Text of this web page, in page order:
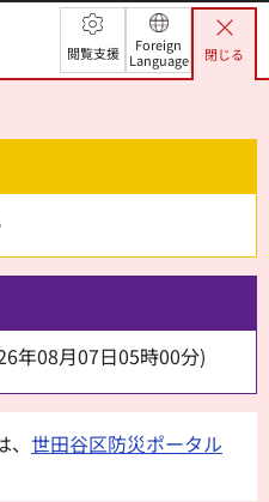
閲覧支援
Foreign
Language
閉じる
年08月07日05時00分)
世田谷区防災ポータル